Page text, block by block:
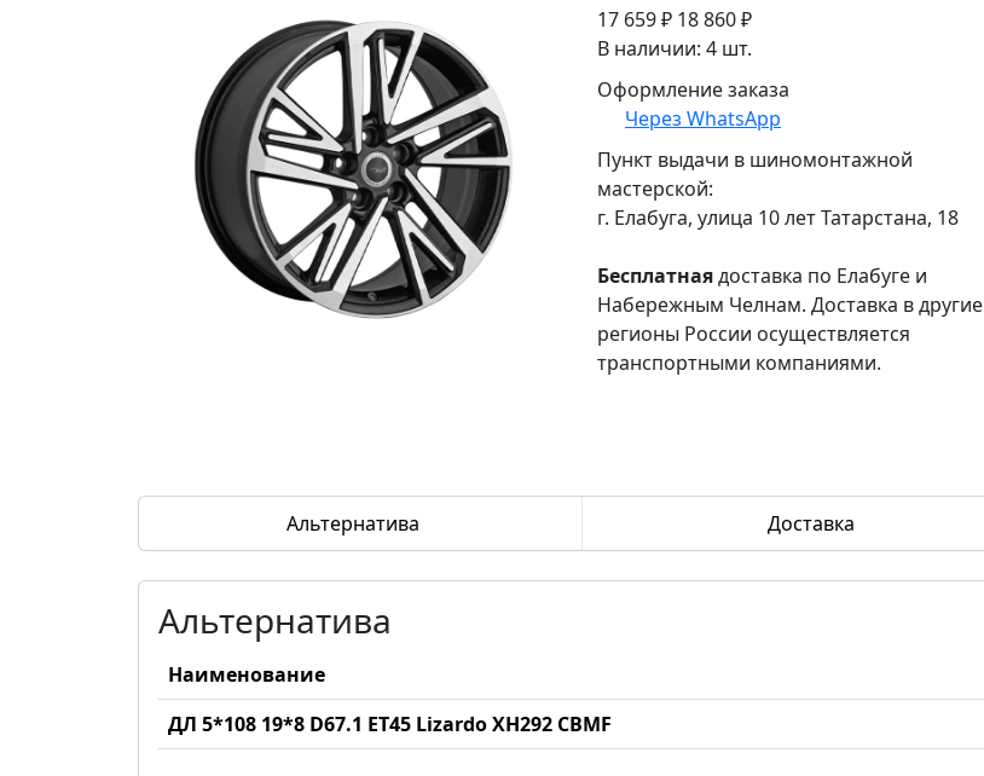
17 659 ₽ 18 860 ₽
В наличии: 4 шт.
Оформление заказа
Через WhatsApp
Пункт выдачи в шиномонтажной
мастерской:
г. Елабуга, улица 10 лет Татарстана, 18
Бесплатнаядоставка по Елабуге и
Набережным Челнам. Доставка в другие
регионы России осуществляется
транспортными компаниями.
Альтернатива Доставка
Альтернатива
Наименование
ДЛ 5*108 19*8 D67.1 ET45 Lizardo XH292 CBMF